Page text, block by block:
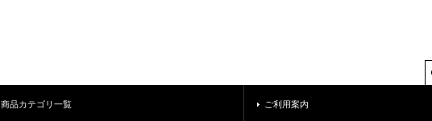
商品カテゴリ一覧 ご利用案内